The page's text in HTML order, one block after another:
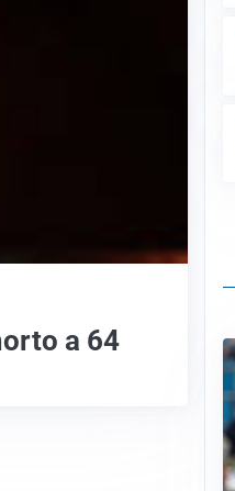
a 64